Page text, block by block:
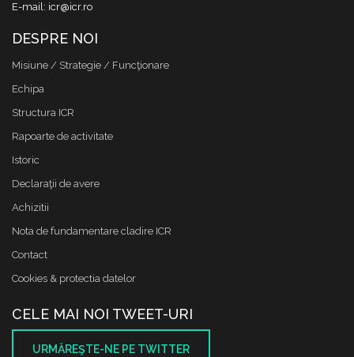
E-mail: icr@icr.ro
DESPRE NOI
Misiune / Strategie / Funcţionare
Echipa
Structura ICR
Rapoarte de activitate
Istoric
Declaraţii de avere
Achizitii
Nota de fundamentare cladire ICR
Contact
Cookies & protectia datelor
CELE MAI NOI TWEET-URI
URMĂREŞTE-NE PE TWITTER